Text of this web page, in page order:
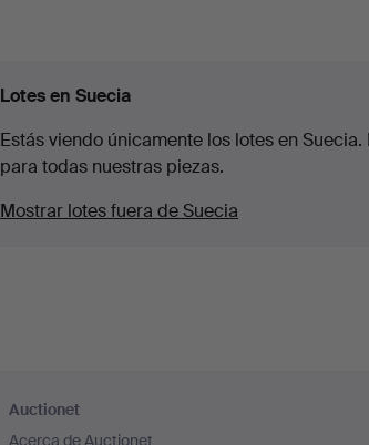
Lotes en Suecia
Estás viendo únicamente los lotes en
para todas nuestras piezas.
Mostrar lotes fuera de Suecia
Auctionet
Acerca de Auctionet